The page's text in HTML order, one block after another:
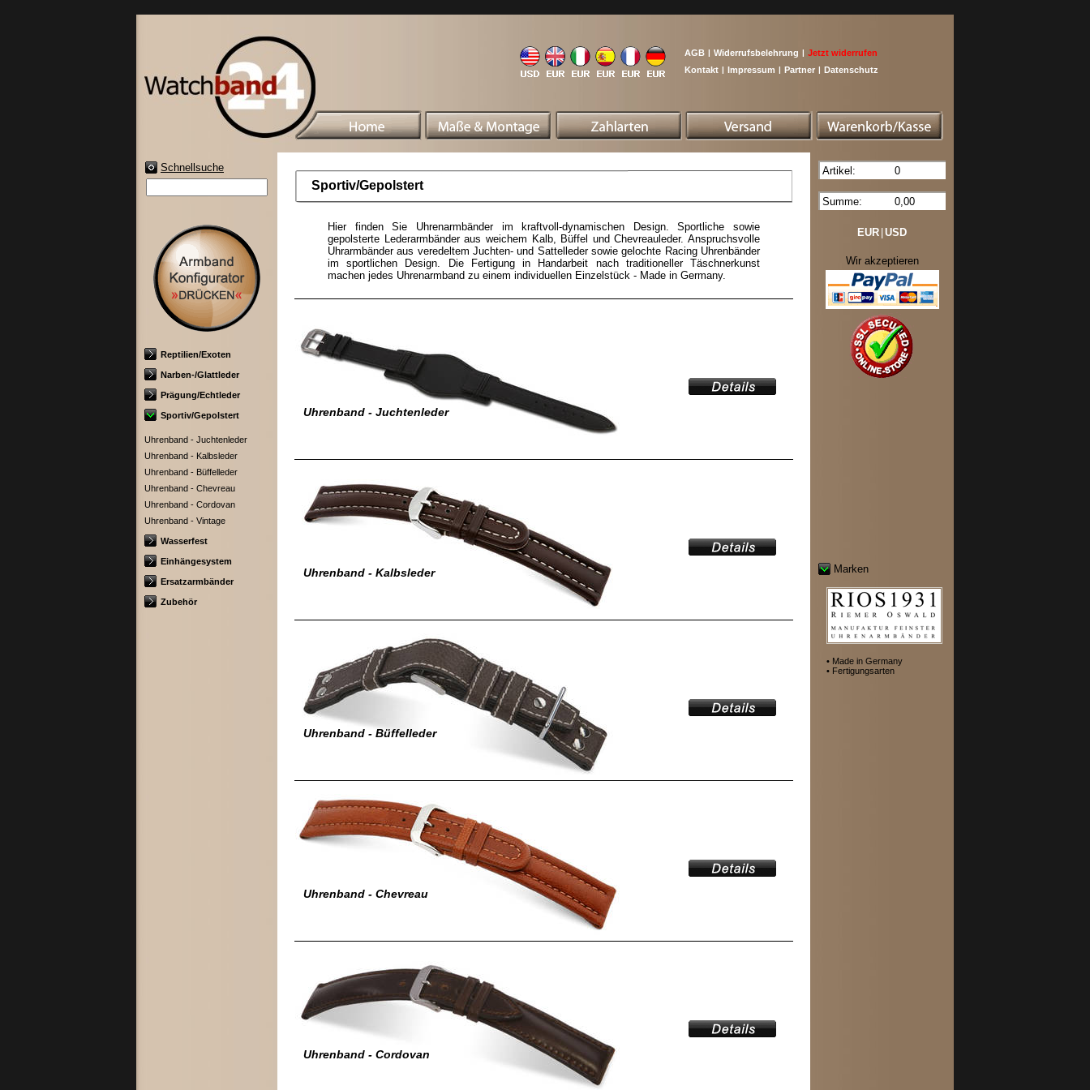
AGB | Widerrufsbelehrung | Jetzt widerrufen
Kontakt | Impressum | Partner | Datenschutz
Schnellsuche
Reptilien/Exoten
Narben-/Glattleder
Prägung/Echtleder
Sportiv/Gepolstert
Uhrenband - Juchtenleder
Uhrenband - Kalbsleder
Uhrenband - Büffelleder
Uhrenband - Chevreau
Uhrenband - Cordovan
Uhrenband - Vintage
Wasserfest
Einhängesystem
Ersatzarmbänder
Zubehör
Sportiv/Gepolstert
Hier finden Sie Uhrenarmbänder im kraftvoll-dynamischen Design. Sportliche sowie
gepolsterte Lederarmbänder aus weichem Kalb, Büffel und Chevreauleder. Anspruchsvolle
Uhrarmbänder aus veredeltem Juchten- und Sattelleder sowie gelochte Racing Uhrenbänder
im sportlichen Design. Die Fertigung in Handarbeit nach traditioneller Täschnerkunst
machen jedes Uhrenarmband zu einem individuellen Einzelstück - Made in Germany.
Uhrenband - Juchtenleder
Uhrenband - Kalbsleder
Uhrenband - Büffelleder
Uhrenband - Chevreau
Uhrenband - Cordovan
Artikel: 0
Summe: 0,00
EUR USD
Wir akzeptieren
Marken
• Made in Germany
• Fertigungsarten